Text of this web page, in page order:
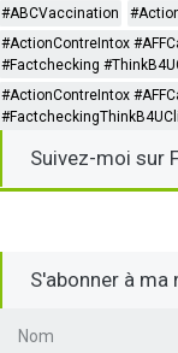
#ABCVaccination
#ActionContreIntox
#Factchecking
#ActionContreIntox
Suivez-moi sur
S'abonner à